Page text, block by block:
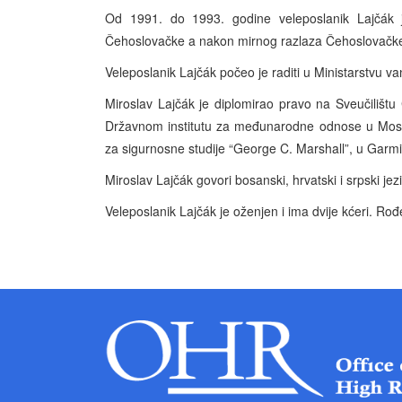
Od 1991. do 1993. godine veleposlanik
Čehoslovačke a nakon mirnog razlaza
Veleposlanik Lajčák počeo je raditi u Ministarstvu
Miroslav Lajčák je diplomirao pravo na
Državnom institutu za međunarodne odnose u
za sigurnosne studije “George C. Marshall”, u
Miroslav Lajčák govori bosanski, hrvatski i srpski
Veleposlanik Lajčák je oženjen i ima dvije kćeri.